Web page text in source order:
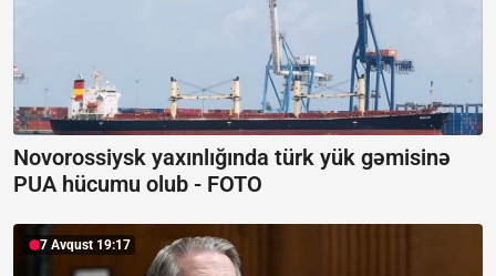
Novorossiysk yaxınlığında türk yük gəmisinə
PUA hücumu olub - FOTO
7 Avqust 19:17